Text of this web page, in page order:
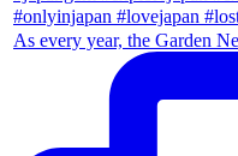
As every year, the Garden